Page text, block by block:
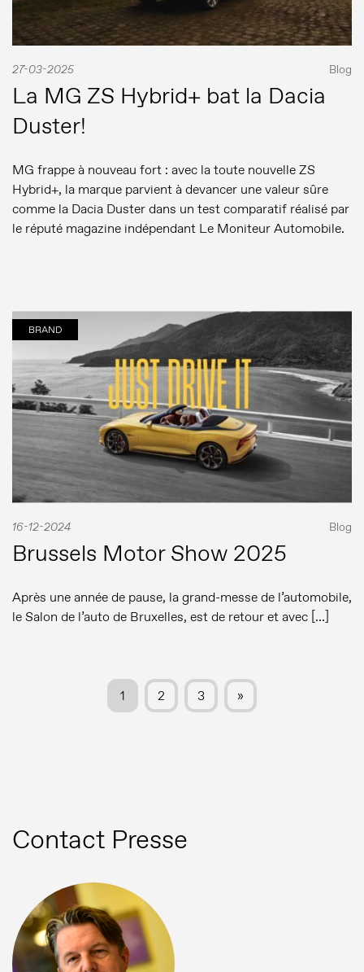
27-03-2025 Blog
La MG ZS Hybrid+ bat la Dacia
Duster!
MG frappe à nouveau fort : avec la toute nouvelle ZS
Hybrid+, la marque parvient à devancer une valeur sûre
comme la Dacia Duster dans un test comparatif réalisé par
le réputé magazine indépendant Le Moniteur Automobile.
BRAND
16-12-2024 Blog
Brussels Motor Show 2025
Après une année de pause, la grand-messe de l’automobile,
le Salon de l’auto de Bruxelles, est de retour et avec […]
1 2 3 »
Contact Presse